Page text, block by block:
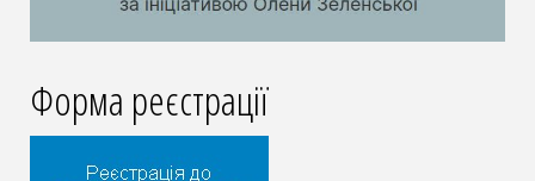
Форма реєстрації